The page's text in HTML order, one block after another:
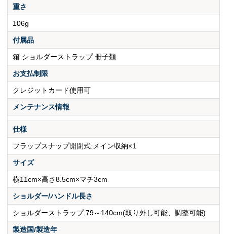
重さ
106g
付属品
箱 ショルダーストラップ 冊子類
お支払制限
クレジットカード使用可
メンテナンス情報
仕様
フラップスナップ開閉式:メイン収納×1
サイズ
横11cm×高さ8.5cm×マチ3cm
ショルダー/ハンドル長さ
ショルダーストラップ:79～140cm(取り外し可能、調整可能)
製造国/製造年